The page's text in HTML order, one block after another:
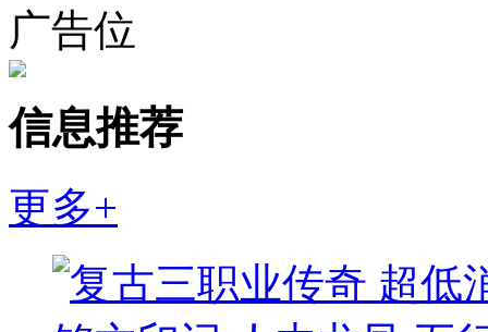
广告位
信息推荐
更多+